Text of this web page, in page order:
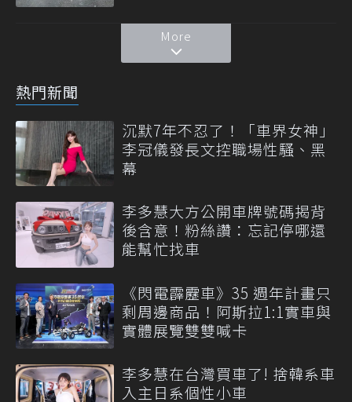
More
熱門新聞
沉默7年不忍了！「車界女神」
李冠儀發長文控職場性騷、黑
幕
李多慧大方公開車牌號碼揭背
後含意！粉絲讚：忘記停哪還
能幫忙找車
《閃電霹靂車》35 週年計畫只
剩周邊商品！阿斯拉1:1實車與
實體展覽雙雙喊卡
李多慧在台灣買車了! 捨韓系車
入主日系個性小車